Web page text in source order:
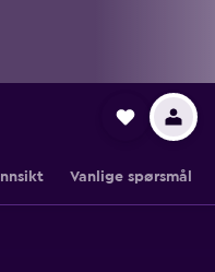
Innsikt Vanlige spørsmål